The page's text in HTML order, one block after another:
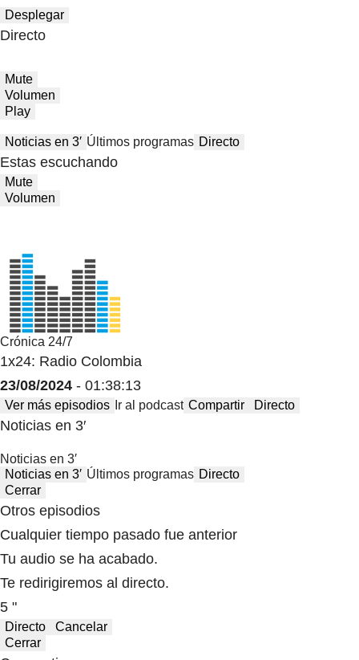
Desplegar
Directo
Mute
Volumen
Play
Noticias en 3′ Últimos programas Directo
Estas escuchando
Mute
Volumen
Crónica 24/7
1x24: Radio Colombia
23/08/2024 - 01:38:13
Ver más episodios Ir al podcast Compartir Directo
Noticias en 3′
Noticias en 3′
Noticias en 3′ Últimos programas Directo
Cerrar
Otros episodios
Cualquier tiempo pasado fue anterior
Tu audio se ha acabado.
Te redirigiremos al directo.
5 "
Directo
Cancelar
Cerrar